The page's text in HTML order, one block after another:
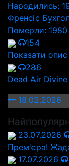
Народились:
Френсіс
Померли:
154
Показати опис
286
Dead Air
18.02.2026
23.07.2026
Прем'єра!
17.07.2026